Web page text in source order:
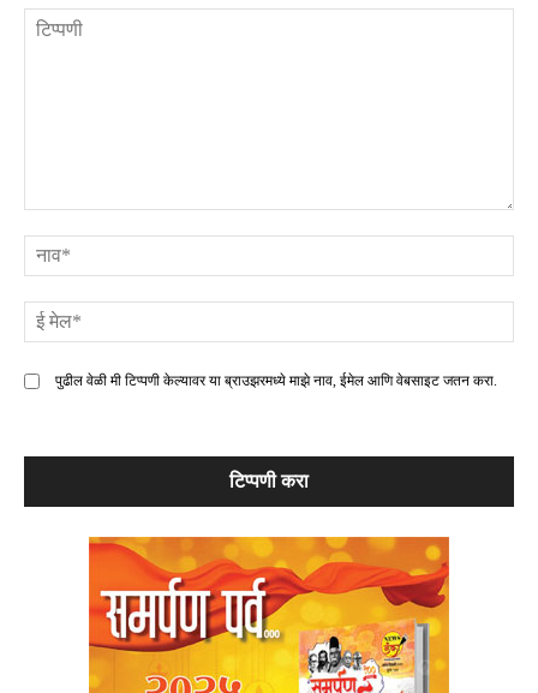
पुढील वेळी मी टिप्पणी केल्यावर या ब्राउझरमध्ये माझे नाव, ईमेल आणि वेबसाइट जतन करा.